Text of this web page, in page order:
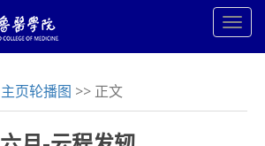
主页轮播图 >> 正文